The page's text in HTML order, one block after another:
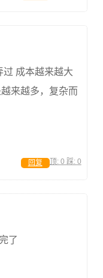
过 成本越来越大
来越多，复杂而
顶: 0 踩: 0
回复
了